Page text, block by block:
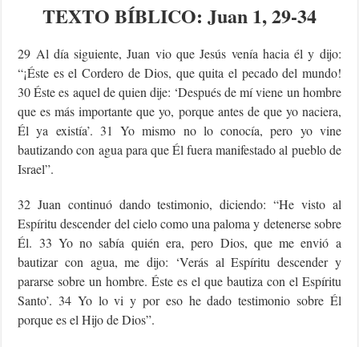
TEXTO BÍBLICO: Juan 1, 29-34
29 Al día siguiente, Juan vio que Jesús venía hacia él y dijo:
“¡Éste es el Cordero de Dios, que quita el pecado del mundo!
30 Éste es aquel de quien dije: ‘Después de mí viene un hombre
que es más importante que yo, porque antes de que yo naciera,
Él ya existía’. 31 Yo mismo no lo conocía, pero yo vine
bautizando con agua para que Él fuera manifestado al pueblo de
Israel”.
32 Juan continuó dando testimonio, diciendo: “He visto al
Espíritu descender del cielo como una paloma y detenerse sobre
Él. 33 Yo no sabía quién era, pero Dios, que me envió a
bautizar con agua, me dijo: ‘Verás al Espíritu descender y
pararse sobre un hombre. Éste es el que bautiza con el Espíritu
Santo’. 34 Yo lo vi y por eso he dado testimonio sobre Él
porque es el Hijo de Dios”.